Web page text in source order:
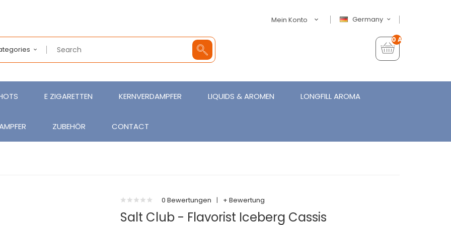
Germany
Mein Konto
0 Artikel - €0,00
E ZIGARETTEN KERNVERDAMPFER LIQUIDS & AROMEN LONGFILL AROMA
ZUBEHÖR CONTACT
0 Bewertungen | + Bewertung
Salt Club - Flavorist Iceberg Cassis